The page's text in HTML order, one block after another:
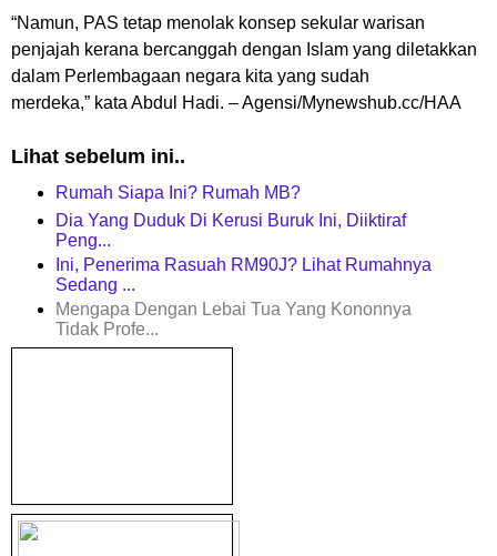
“Namun, PAS tetap menolak konsep sekular warisan
penjajah kerana bercanggah dengan Islam yang diletakkan
dalam Perlembagaan negara kita yang sudah
merdeka,” kata Abdul Hadi. – Agensi/Mynewshub.cc/HAA
Lihat sebelum ini..
Rumah Siapa Ini? Rumah MB?
Dia Yang Duduk Di Kerusi Buruk Ini, Diiktiraf
Peng...
Ini, Penerima Rasuah RM90J? Lihat Rumahnya
Sedang ...
Mengapa Dengan Lebai Tua Yang Kononnya
Tidak Profe...